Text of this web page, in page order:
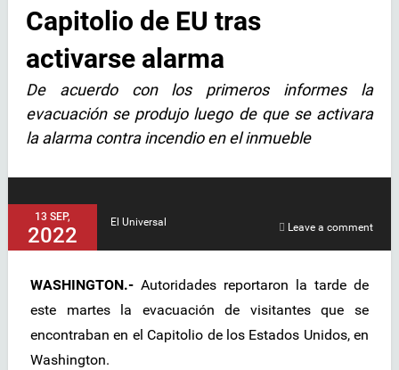
Capitolio de EU tras
activarse alarma
De acuerdo con los primeros informes la
evacuación se produjo luego de que se activara
la alarma contra incendio en el inmueble
13 SEP,
2022
El Universal Leave a comment
WASHINGTON.- Autoridades reportaron la tarde de
este martes la evacuación de visitantes que se
encontraban en el Capitolio de los Estados Unidos, en
Washington.